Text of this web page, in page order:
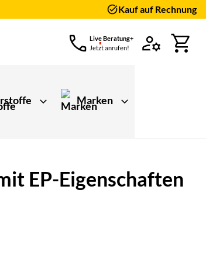
Kauf auf Rechnung
Live Beratung+
Jetzt anrufen!
Marken
EP-Eigenschaften